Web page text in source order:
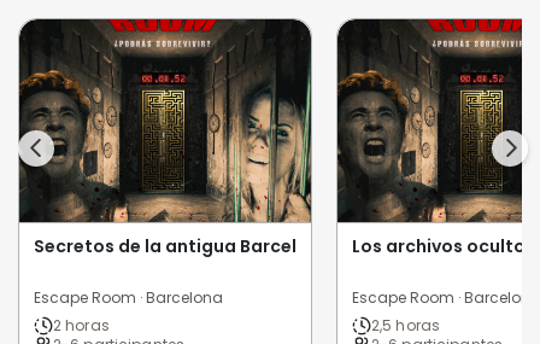
Secretos de la antigua Barcelona
Escape Room · Barcelona
2 horas
Los archivos
Escape Room · Barcelona
2,5 horas